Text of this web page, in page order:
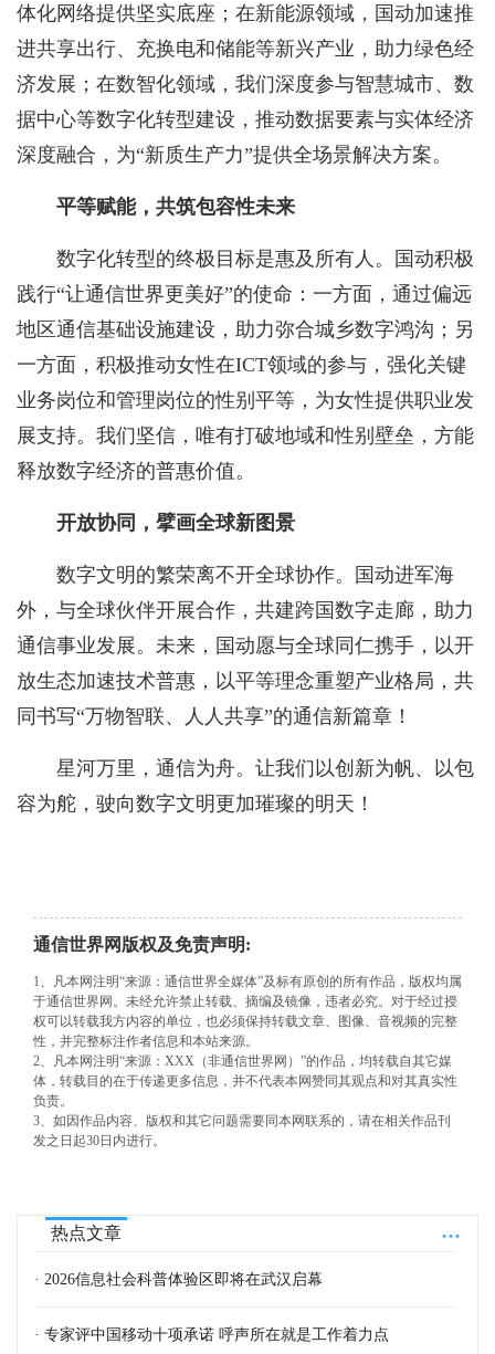
体化网络提供坚实底座；在新能源领域，国动加速推
进共享出行、充换电和储能等新兴产业，助力绿色经
济发展；在数智化领域，我们深度参与智慧城市、数
据中心等数字化转型建设，推动数据要素与实体经济
深度融合，为“新质生产力”提供全场景解决方案。
平等赋能，共筑包容性未来
数字化转型的终极目标是惠及所有人。国动积极
践行“让通信世界更美好”的使命：一方面，通过偏远
地区通信基础设施建设，助力弥合城乡数字鸿沟；另
一方面，积极推动女性在ICT领域的参与，强化关键
业务岗位和管理岗位的性别平等，为女性提供职业发
展支持。我们坚信，唯有打破地域和性别壁垒，方能
释放数字经济的普惠价值。
开放协同，擘画全球新图景
数字文明的繁荣离不开全球协作。国动进军海
外，与全球伙伴开展合作，共建跨国数字走廊，助力
通信事业发展。未来，国动愿与全球同仁携手，以开
放生态加速技术普惠，以平等理念重塑产业格局，共
同书写“万物智联、人人共享”的通信新篇章！
星河万里，通信为舟。让我们以创新为帆、以包
容为舵，驶向数字文明更加璀璨的明天！
通信世界网版权及免责声明:
1、凡本网注明“来源：通信世界全媒体”及标有原创的所有作品，版权均属
于通信世界网。未经允许禁止转载、摘编及镜像，违者必究。对于经过授
权可以转载我方内容的单位，也必须保持转载文章、图像、音视频的完整
性，并完整标注作者信息和本站来源。
2、凡本网注明“来源：XXX（非通信世界网）”的作品，均转载自其它媒
体，转载目的在于传递更多信息，并不代表本网赞同其观点和对其真实性
负责。
3、如因作品内容、版权和其它问题需要同本网联系的，请在相关作品刊
发之日起30日内进行。
...
热点文章
· 2026信息社会科普体验区即将在武汉启幕
· 专家评中国移动十项承诺 呼声所在就是工作着力点